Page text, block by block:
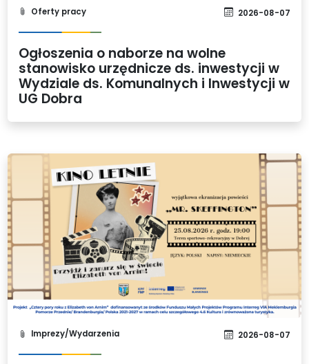
Oferty pracy 2026-08-07
Ogłoszenia o naborze na wolne
stanowisko urzędnicze ds. inwestycji w
Wydziale ds. Komunalnych i Inwestycji w
UG Dobra
Imprezy/Wydarzenia 2026-08-07